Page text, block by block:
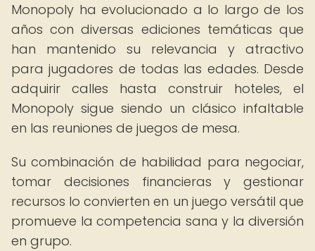
Monopoly ha evolucionado a lo largo de los
años con diversas ediciones temáticas que
han mantenido su relevancia y atractivo
para jugadores de todas las edades. Desde
adquirir calles hasta construir hoteles, el
Monopoly sigue siendo un clásico infaltable
en las reuniones de juegos de mesa.
Su combinación de habilidad para negociar,
tomar decisiones financieras y gestionar
recursos lo convierten en un juego versátil que
promueve la competencia sana y la diversión
en grupo.